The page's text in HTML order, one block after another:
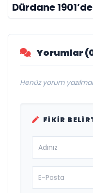
Dürdane
Yorumlar
Henüz yorum
FIKIR